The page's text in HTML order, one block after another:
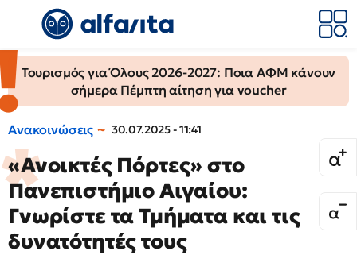
Τουρισμός για Όλους 2026-2027: Ποια ΑΦΜ κάνουν
σήμερα Πέμπτη αίτηση για voucher
Ανακοινώσεις 30.07.2025 - 11:41
«Ανοικτές Πόρτες» στο
Πανεπιστήμιο Αιγαίου:
Γνωρίστε τα Τμήματα και τις
δυνατότητές τους